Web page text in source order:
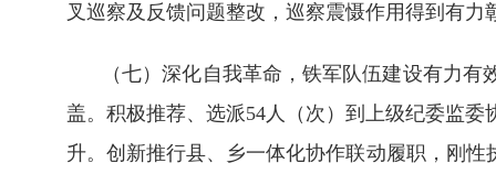
叉巡察及反馈问题整改，巡察震慑作用得到有力
（七）深化自我革命，铁军队伍建设有力
盖。积极推荐、选派54人（次）到上级纪委监
升。创新推行县、乡一体化协作联动履职，刚